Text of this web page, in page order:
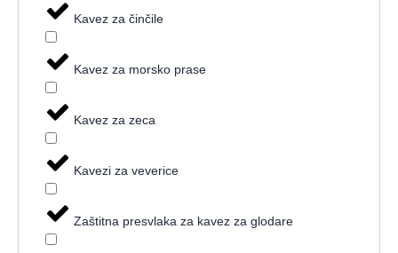
Kavez za činčile
Kavez za morsko prase
Kavez za zeca
Kavezi za veverice
Zaštitna presvlaka za kavez za glodare